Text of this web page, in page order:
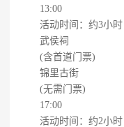
13:00
活动时间：约3小时
武侯祠
(含首道门票)
锦里古街
(无需门票)
17:00
活动时间：约2小时